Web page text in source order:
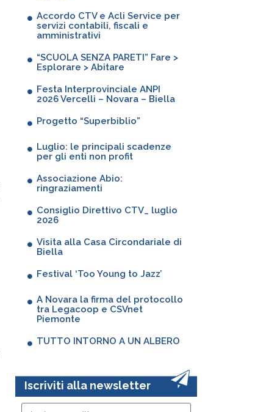
Accordo CTV e Acli Service per
servizi contabili, fiscali e
amministrativi
“SCUOLA SENZA PARETI” Fare >
Esplorare > Abitare
Festa Interprovinciale ANPI
2026 Vercelli – Novara – Biella
Progetto “Superbiblio”
Luglio: le principali scadenze
per gli enti non profit
Associazione Abio:
ringraziamenti
Consiglio Direttivo CTV_ luglio
2026
Visita alla Casa Circondariale di
Biella
Festival ‘Too Young to Jazz’
A Novara la firma del protocollo
tra Legacoop e CSVnet
Piemonte
TUTTO INTORNO A UN ALBERO
Iscriviti alla newsletter